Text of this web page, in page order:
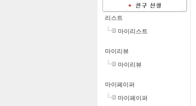
리스트
마이리스트
마이리뷰
마이리뷰
마이페이퍼
마이페이퍼